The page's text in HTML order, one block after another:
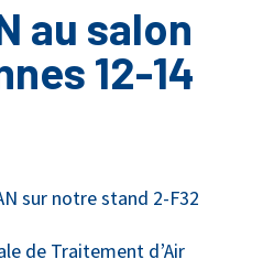
au salon
12-14
sur notre stand 2-F32
de Traitement d’Air